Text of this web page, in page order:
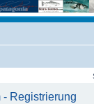
- Registrierung